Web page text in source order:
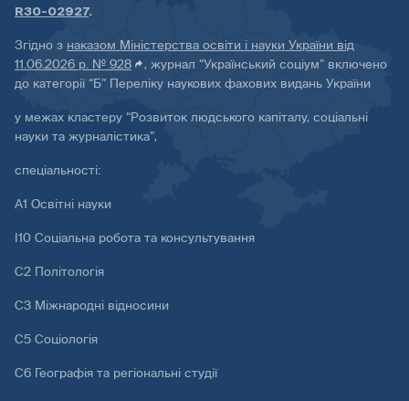
R30-02927.
Згідно з наказом Міністерства освіти і науки України від
11.06.2026 р. № 928
, журнал “Український соціум” включено
до категорії “Б” Переліку наукових фахових видань України
у межах кластеру “Розвиток людського капіталу, соціальні
науки та журналістика”,
спеціальності:
А1 Освітні науки
І10 Соціальна робота та консультування
С2 Політологія
С3 Міжнародні відносини
С5 Соціологія
С6 Географія та регіональні студії